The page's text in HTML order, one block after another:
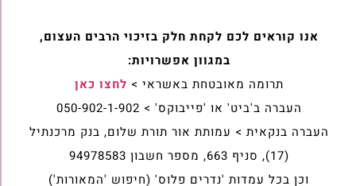
אנו קוראים לכם לקחת חלק בזיכוי הרבים העצום,
במגוון אפשרויות:
תרומה מאובטחת באשראי > לחצו כאן
העברה ב'ביט' או 'פייבוקס' > 050-902-1-902
העברה בנקאית > עמותת אור תורת שלום, בנק מרכנתיל
(17), סניף 663, מספר חשבון 94978583
וכן בכל עמדות 'נדרים פלוס' (חיפוש 'המאורות')